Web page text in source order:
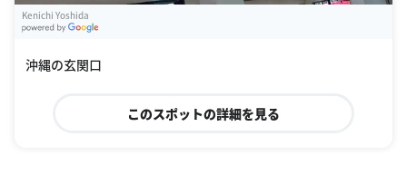
Kenichi Yoshida
沖縄の玄関口
このスポットの詳細を見る